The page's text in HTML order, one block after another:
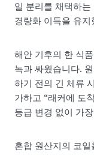
일 분리를 채택하
경량화 이득을 유지
해안 기후의 한 식
녹과 싸웠습니다.
하기 전의 긴 체류
가하고 “래커에 도
등급 변경 없이 가
혼합 원산지의 코